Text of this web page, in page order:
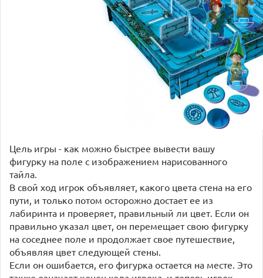
Цель игры - как можно быстрее вывести вашу
фигурку на поле с изображением нарисованного
тайла.
В свой ход игрок объявляет, какого цвета стена на его
пути, и только потом осторожно достает ее из
лабиринта и проверяет, правильный ли цвет. Если он
правильно указал цвет, он перемещает свою фигурку
на соседнее поле и продолжает свое путешествие,
объявляя цвет следующей стены.
Если он ошибается, его фигурка остается на месте. Это